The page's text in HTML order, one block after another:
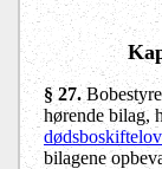
§ 27.
hørende bilag,
bilagene